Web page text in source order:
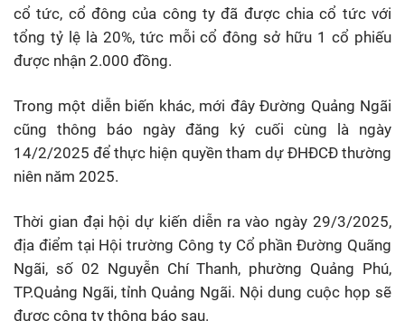
cổ tức, cổ đông của công ty đã được chia cổ tức với
tổng tỷ lệ là 20%, tức mỗi cổ đông sở hữu 1 cổ phiếu
được nhận 2.000 đồng.
Trong một diễn biến khác, mới đây Đường Quảng Ngãi
cũng thông báo ngày đăng ký cuối cùng là ngày
14/2/2025 để thực hiện quyền tham dự ĐHĐCĐ thường
niên năm 2025.
Thời gian đại hội dự kiến diễn ra vào ngày 29/3/2025,
địa điểm tại Hội trường Công ty Cổ phần Đường Quãng
Ngãi, số 02 Nguyễn Chí Thanh, phường Quảng Phú,
TP.Quảng Ngãi, tỉnh Quảng Ngãi. Nội dung cuộc họp sẽ
được công ty thông báo sau.